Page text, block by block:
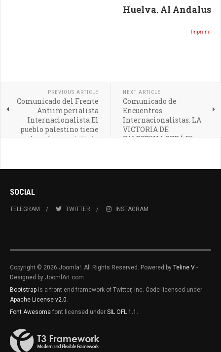
Huelva. Al Andalus
Imprimir
PREVIOUS ARTICLE
Comunicado del Frente
Antiimperialista
Internacionalista El
pueblo palestino tiene
derecho a resistir la
NEXT ARTICLE
Comunicado de
Encuentros
Internacionalistas: LA
VICTORIA DE
PALESTINA SERÁ EL
TRABAJADORES EN
SOCIAL
TELEGRAM TWITTER INSTAGRAM
Copyright © 2026 Joomla!. All Rights Reserved. Powered by Teline V -
Designed by JoomlArt.com.
Bootstrap is a front-end framework of Twitter, Inc. Code licensed under
Apache License v2.0.
Font Awesome font licensed under SIL OFL 1.1 .